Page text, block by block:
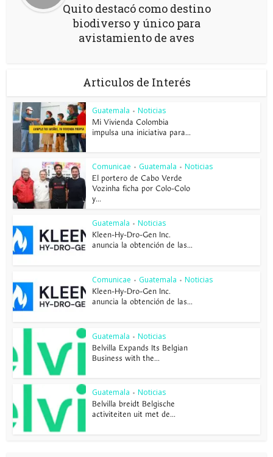
Quito destacó como destino
biodiverso y único para
avistamiento de aves
Articulos de Interés
Guatemala • Noticias
Mi Vivienda Colombia
impulsa una iniciativa para...
Comunicae • Guatemala • Noticias
El portero de Cabo Verde
Vozinha ficha por Colo-Colo
y...
Guatemala • Noticias
Kleen-Hy-Dro-Gen Inc.
anuncia la obtención de las...
Comunicae • Guatemala • Noticias
Kleen-Hy-Dro-Gen Inc.
anuncia la obtención de las...
Guatemala • Noticias
Belvilla Expands Its Belgian
Business with the...
Guatemala • Noticias
Belvilla breidt Belgische
activiteiten uit met de...